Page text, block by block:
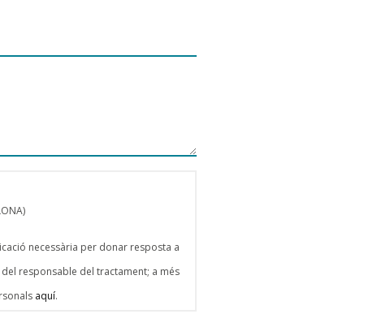
necessària per donar resposta a
responsable del tractament; a més
aquí.